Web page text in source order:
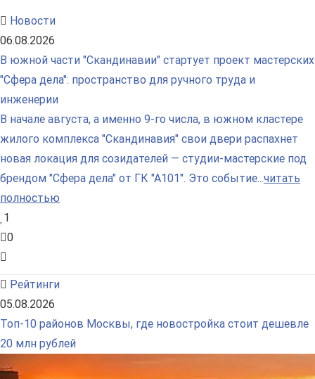
Новости
06.08.2026
В южной части "Скандинавии" стартует проект мастерских
"Сфера дела": пространство для ручного труда и
инженерии
В начале августа, а именно 9-го числа, в южном кластере
жилого комплекса "Скандинавия" свои двери распахнет
новая локация для созидателей — студии-мастерские под
брендом "Сфера дела" от ГК "А101". Это событие...читать
полностью
1
0
Рейтинги
05.08.2026
Топ-10 районов Москвы, где новостройка стоит дешевле
20 млн рублей